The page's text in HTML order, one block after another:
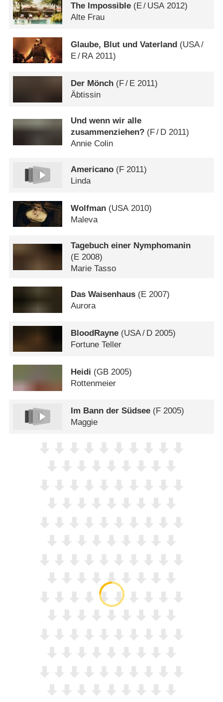
The Impossible (E/ USA2012)
Alte Frau
Glaube, Blut und Vaterland (USA/
E/ RA2011)
Der Mönch (F/ E 2011)
Äbtissin
Und wenn wir alle
zusammenziehen? (F/ D 2011)
Annie Colin
Americano (F 2011)
Linda
Wolfman (USA2010)
Maleva
Tagebuch einer Nymphomanin
(E 2008)
Marie Tasso
Das Waisenhaus (E 2007)
Aurora
BloodRayne (USA/ D 2005)
Fortune Teller
Heidi (GB 2005)
Rottenmeier
Im Bann der Südsee (F 2005)
Maggie